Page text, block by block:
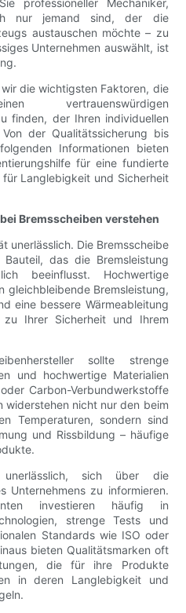
professioneller Mechaniker,
nur jemand sind, der die
austauschen möchte – zu
Unternehmen auswählt, ist
die wichtigsten Faktoren, die
vertrauenswürdigen
finden, der Ihren individuellen
der Qualitätssicherung bis
Informationen bieten
für eine fundierte
Langlebigkeit und Sicherheit
Bremsscheiben verstehen
unerlässlich. Die Bremsscheibe
das die Bremsleistung
beeinflusst. Hochwertige
gleichbleibende Bremsleistung,
eine bessere Wärmeableitung
Ihrer Sicherheit und Ihrem
sollte strenge
und hochwertige Materialien
Carbon-Verbundwerkstoffe
widerstehen nicht nur den beim
Temperaturen, sondern sind
und Rissbildung – häufige
sich über die
Unternehmens zu informieren.
investieren häufig in
strenge Tests und
Standards wie ISO oder
bieten Qualitätsmarken oft
die für ihre Produkte
in deren Langlebigkeit und